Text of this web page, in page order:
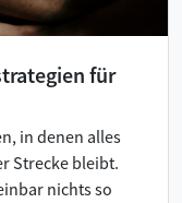
für
in denen alles
Strecke bleibt.
nichts so